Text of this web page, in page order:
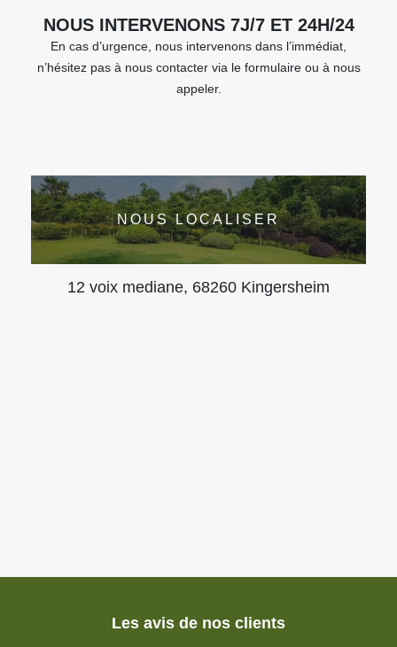
NOUS INTERVENONS 7J/7 ET 24H/24
En cas d’urgence, nous intervenons dans l’immédiat,
n’hésitez pas à nous contacter via le formulaire ou à nous
appeler.
NOUS LOCALISER
12 voix mediane, 68260 Kingersheim
Les avis de nos clients